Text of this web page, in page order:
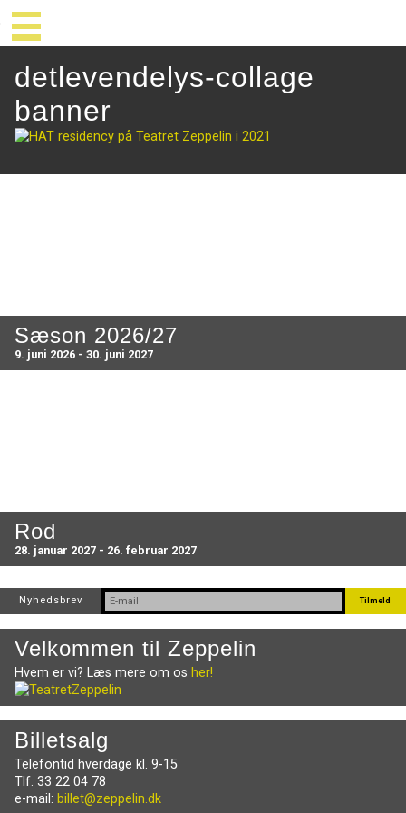
detlevendelys-collage
banner
Sæson 2026/27
9. juni 2026 - 30. juni 2027
Rod
28. januar 2027 - 26. februar 2027
Nyhedsbrev
Velkommen til Zeppelin
Hvem er vi? Læs mere om os her!
Billetsalg
Telefontid hverdage kl. 9-15
Tlf. 33 22 04 78
e-mail: billet@zeppelin.dk